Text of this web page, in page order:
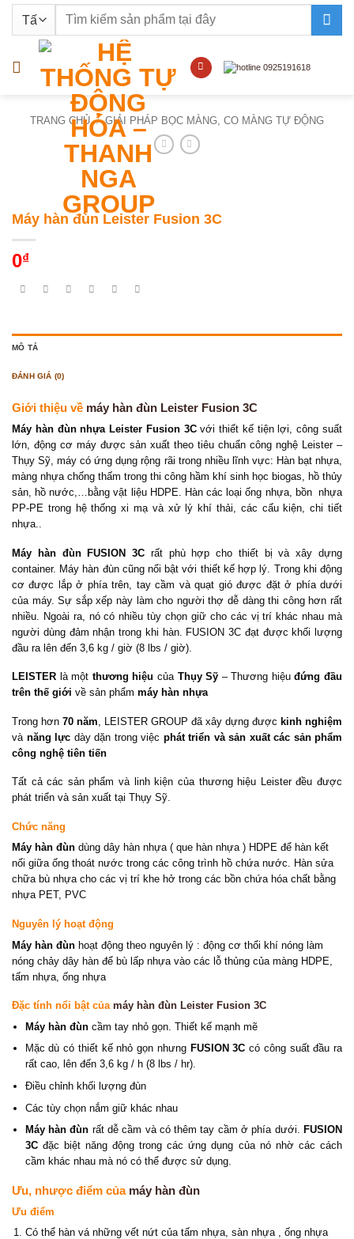
nội
Tìm
TRANG CHỦ / GIẢI PHÁP BỌC MÀNG, CO MÀNG TỰ ĐỘNG
Máy hàn đùn Leister Fusion 3C
0₫
MÔ TẢ
ĐÁNH GIÁ (0)
Giới thiệu về máy hàn đùn Leister Fusion 3C
Máy hàn đùn nhựa Leister Fusion 3Cvới thiết kế tiện lợi, công suất
lớn, động cơ máy được sản xuất theo tiêu chuẩn công nghệ Leister –
Thụy Sỹ, máy có ứng dụng rộng rãi trong nhiều lĩnh vực: Hàn bạt nhựa,
màng nhựa chống thấm trong thi công hầm khí sinh học biogas, hồ thủy
sản, hồ nước,…bằng vật liệu HDPE. Hàn các loại ống nhựa, bồn nhựa
PP-PE trong hệ thống xi mạ và xử lý khí thải, các cấu kiện, chi tiết
nhựa..
Máy hàn đùn FUSION 3C rất phù hợp cho thiết bị và xây dựng
container. Máy hàn đùn cũng nổi bật với thiết kế hợp lý. Trong khi động
cơ được lắp ở phía trên, tay cầm và quạt gió được đặt ở phía dưới
của máy. Sự sắp xếp này làm cho người thợ dễ dàng thi công hơn rất
nhiều. Ngoài ra, nó có nhiều tùy chọn giữ cho các vị trí khác nhau mà
người dùng đảm nhận trong khi hàn. FUSION 3C đạt được khối lượng
đầu ra lên đến 3,6 kg / giờ (8 lbs / giờ).
LEISTER là một thương hiệu của Thụy Sỹ – Thương hiệuđứng đầu
trên thế giới về sản phẩm máy hàn nhựa
Trong hơn 70 năm , LEISTER GROUP đã xây dựng được kinh nghiệm
và năng lực dày dặn trong việc phát triển và sản xuất các sản phẩm
công nghệ tiên tiến
Tất cả các sản phẩm và linh kiện của thương hiệu Leister đều được
phát triển và sản xuất tại Thụy Sỹ.
Chức năng
Máy hàn đùn dùng dây hàn nhựa ( que hàn nhựa ) HDPE để hàn kết
nối giữa ống thoát nước trong các công trình hồ chứa nước. Hàn sửa
chữa bù nhựa cho các vị trí khe hở trong các bồn chứa hóa chất bằng
nhựa PET, PVC
Nguyên lý hoạt động
Máy hàn đùn hoạt động theo nguyên lý : động cơ thổi khí nóng làm
nóng chảy dây hàn để bù lấp nhựa vào các lỗ thủng của màng HDPE,
tấm nhựa, ống nhựa
Đặc tính nổi bật của máy hàn đùn Leister Fusion 3C
Máy hàn đùncầm tay nhỏ gọn. Thiết kế mạnh mẽ
Mặc dù có thiết kế nhỏ gọn nhưngFUSION 3C có công suất đầu ra
rất cao, lên đến 3,6 kg / h (8 lbs / hr).
Điều chỉnh khối lượng đùn
Các tùy chọn nắm giữ khác nhau
Máy hàn đùn rất dễ cầm và có thêm tay cầm ở phía dưới. FUSION
3Cđặc biệt năng động trong các ứng dụng của nó nhờ các cách
cầm khác nhau mà nó có thể được sử dụng.
Ưu, nhược điểm của máy hàn đùn
Ưu điểm
Có thể hàn vá những vết nứt của tấm nhựa, sàn nhựa , ống nhựa